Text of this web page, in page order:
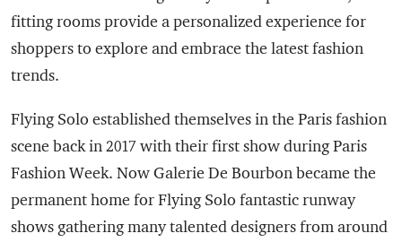
fitting rooms provide a personalized experience for
shoppers to explore and embrace the latest fashion
trends.
Flying Solo established themselves in the Paris fashion
scene back in 2017 with their first show during Paris
Fashion Week. Now Galerie De Bourbon became the
permanent home for Flying Solo fantastic runway
shows gathering many talented designers from around